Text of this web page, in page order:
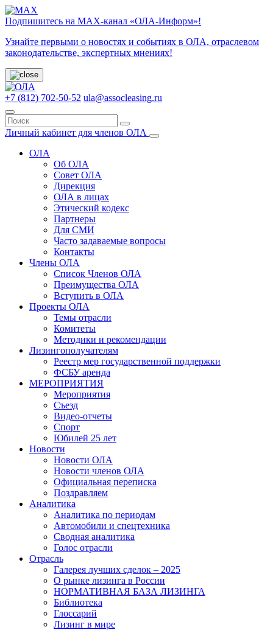
Подпишитесь на МАХ-канал «ОЛА-Информ»!
Узнайте первыми о новостях и событиях в ОЛА, отраслевом
законодательстве, экспертных мнениях!
+7 (812) 702-50-52 ula@assocleasing.ru
Личный кабинет для членов ОЛА
ОЛА
Об ОЛА
Совет ОЛА
Дирекция
ОЛА в лицах
Этический кодекс
Партнеры
Для СМИ
Часто задаваемые вопросы
Контакты
Члены ОЛА
Список Членов ОЛА
Преимущества ОЛА
Вступить в ОЛА
Проекты ОЛА
Темы отрасли
Комитеты
Методики и рекомендации
Лизингополучателям
Реестр мер государственной поддержки
ФСБУ аренда
МЕРОПРИЯТИЯ
Мероприятия
Съезд
Видео-отчеты
Спорт
Юбилей 25 лет
Новости
Новости ОЛА
Новости членов ОЛА
Официальная переписка
Поздравляем
Аналитика
Аналитика по периодам
Автомобили и спецтехника
Сводная аналитика
Голос отрасли
Отрасль
Галерея лучших сделок – 2025
О рынке лизинга в России
НОРМАТИВНАЯ БАЗА ЛИЗИНГА
Библиотека
Глоссарий
Лизинг в мире